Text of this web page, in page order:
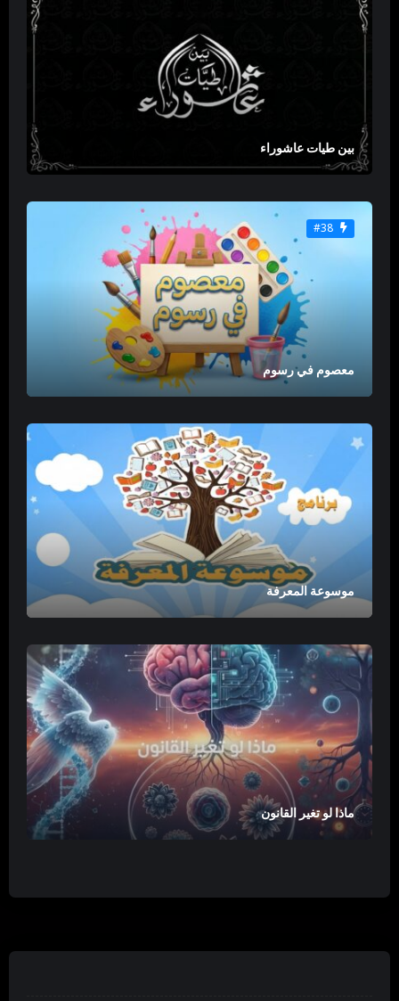
بين طيات عاشوراء
#38
معصوم في رسوم
موسوعة المعرفة
ماذا لو تغير القانون